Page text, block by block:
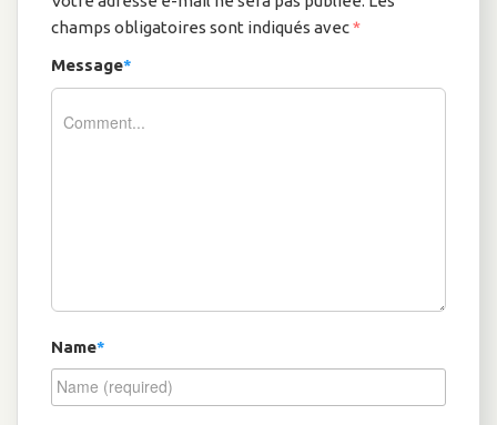
champs obligatoires sont indiqués avec*
Message*
Name*